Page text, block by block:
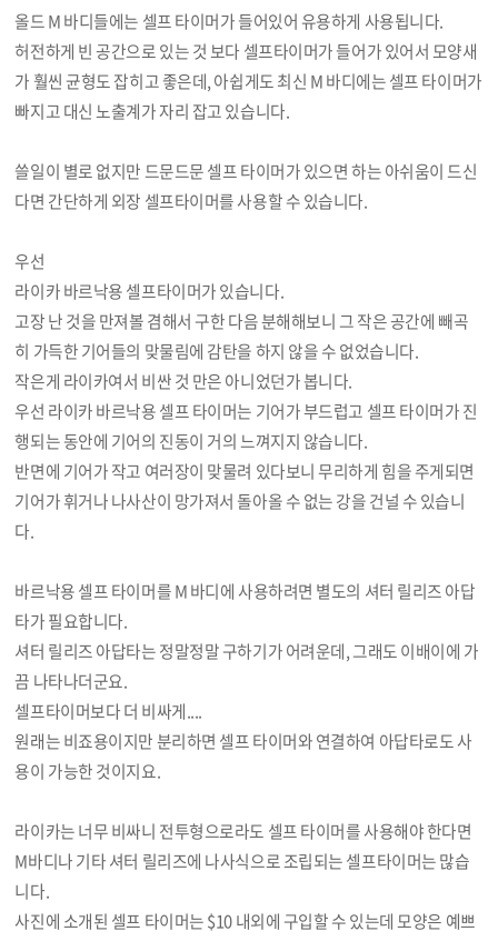
올드 M 바디들에는 셀프 타이머가 들어있어 유용하게 사용됩니다.
허전하게 빈 공간으로 있는 것 보다 셀프타이머가 들어가 있어서 모양새
가 훨씬 균형도 잡히고 좋은데, 아쉽게도 최신 M 바디에는 셀프 타이머가
빠지고 대신 노출계가 자리 잡고 있습니다.
쓸일이 별로 없지만 드문드문 셀프 타이머가 있으면 하는 아쉬움이 드신
다면 간단하게 외장 셀프타이머를 사용할 수 있습니다.
우선
라이카 바르낙용 셀프타이머가 있습니다.
고장 난 것을 만져볼 겸해서 구한 다음 분해해보니 그 작은 공간에 빼곡
히 가득한 기어들의 맞물림에 감탄을 하지 않을 수 없었습니다.
작은게 라이카여서 비싼 것 만은 아니었던가 봅니다.
우선 라이카 바르낙용 셀프 타이머는 기어가 부드럽고 셀프 타이머가 진
행되는 동안에 기어의 진동이 거의 느껴지지 않습니다.
반면에 기어가 작고 여러장이 맞물려 있다보니 무리하게 힘을 주게되면
기어가 휘거나 나사산이 망가져서 돌아올 수 없는 강을 건널 수 있습니
다.
바르낙용 셀프 타이머를 M 바디에 사용하려면 별도의 셔터 릴리즈 아답
타가 필요합니다.
셔터 릴리즈 아답타는 정말정말 구하기가 어려운데, 그래도 이배이에 가
끔 나타나더군요.
셀프타이머보다 더 비싸게....
원래는 비죠용이지만 분리하면 셀프 타이머와 연결하여 아답타로도 사
용이 가능한 것이지요.
라이카는 너무 비싸니 전투형으로라도 셀프 타이머를 사용해야 한다면
M바디나 기타 셔터 릴리즈에 나사식으로 조립되는 셀프타이머는 많습
니다.
사진에 소개된 셀프 타이머는 $10 내외에 구입할 수 있는데 모양은 예쁘